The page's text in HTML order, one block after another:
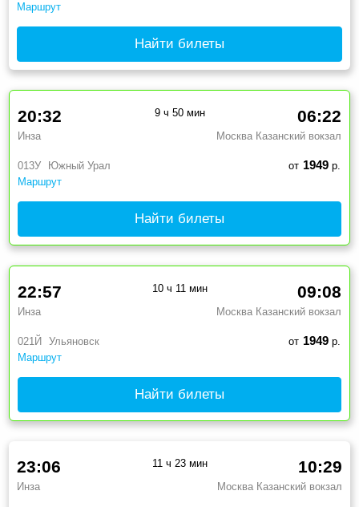
Маршрут
Найти билеты
013У
Южный Урал
Маршрут
20:32
Инза
06:22
Москва Казанский вокзал
9 ч 50 мин
от 1949р.
Найти билеты
021Й Ульяновск
Маршрут
22:57
Инза
09:08
Москва Казанский вокзал
10 ч 11 мин
от 1949р.
Найти билеты
23:06
Инза
10:29
Москва Казанский вокзал
11 ч 23 мин